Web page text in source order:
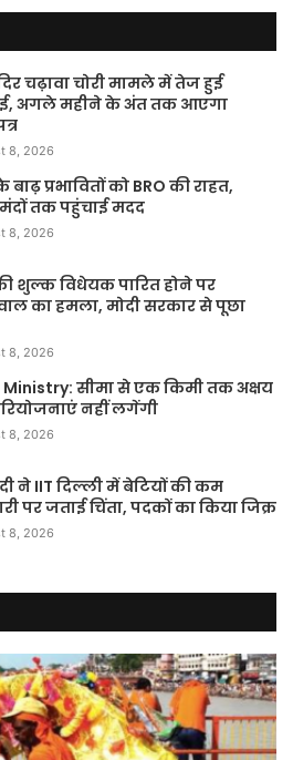
चढ़ावा चोरी मामले में तेज हुई
अगले महीने के अंत तक आएगा
8, 2026
प्रभावितों को BRO की राहत,
तक पहुंचाई मदद
8, 2026
शुल्क विधेयक पारित होने पर
का हमला, मोदी सरकार से पूछा
8, 2026
Ministry: सीमा से एक किमी तक अक्षय
नहीं लगेंगी
8, 2026
ने IIT दिल्ली में बेटियों की कम
पर जताई चिंता, पदकों का किया जिक्र
8, 2026